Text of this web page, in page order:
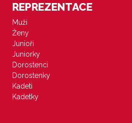
REPREZENTACE
Muži
Ženy
Junioři
Juniorky
Dorostenci
Dorostenky
Kadeti
Kadetky